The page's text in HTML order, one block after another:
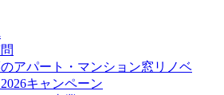
アパート・マンション窓リノベ
キャンペーン